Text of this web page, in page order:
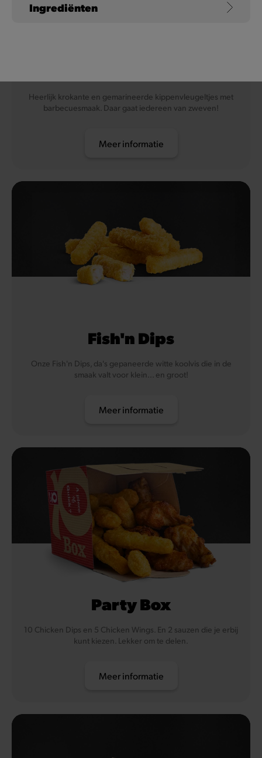
Heerlijk krokante en gemarineerde kippenvleugeltjes met
barbecuesmaak. Daar gaat iedereen van zweven!
Meer informatie
Fish'n Dips
Onze Fish'n Dips, da's gepaneerde witte koolvis die in de
smaak valt voor klein... en groot!
Meer informatie
Party Box
10 Chicken Dips en 5 Chicken Wings. En 2 sauzen die je erbij
kunt kiezen. Lekker om te delen.
Meer informatie
Soja
Ingrediënten